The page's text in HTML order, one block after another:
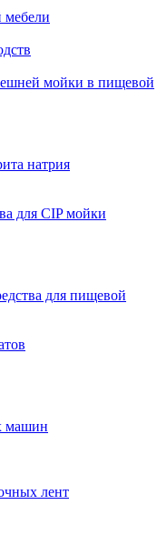
мебели
мойки в пищевой
натрия
для CIP мойки
для пищевой
машин
лент